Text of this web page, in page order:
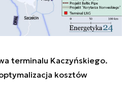
terminalu Kaczyńskiego.
kosztów